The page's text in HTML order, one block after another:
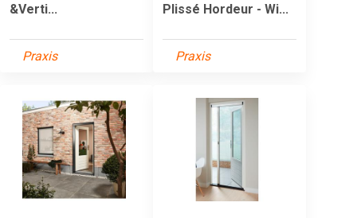
&Verti...
Praxis
Plissé Hordeur - Wi...
Praxis